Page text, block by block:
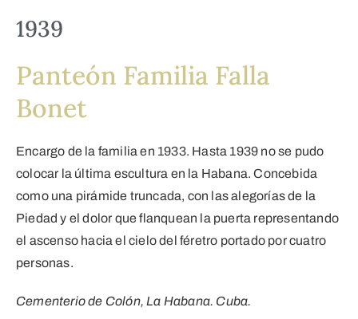
1939
Panteón Familia Falla
Bonet
Encargo de la familia en 1933. Hasta 1939 no se pudo
colocar la última escultura en la Habana. Concebida
como una pirámide truncada, con las alegorías de la
Piedad y el dolor que flanquean la puerta representando
el ascenso hacia el cielo del féretro portado por cuatro
personas.
Cementerio de Colón, La Habana. Cuba.